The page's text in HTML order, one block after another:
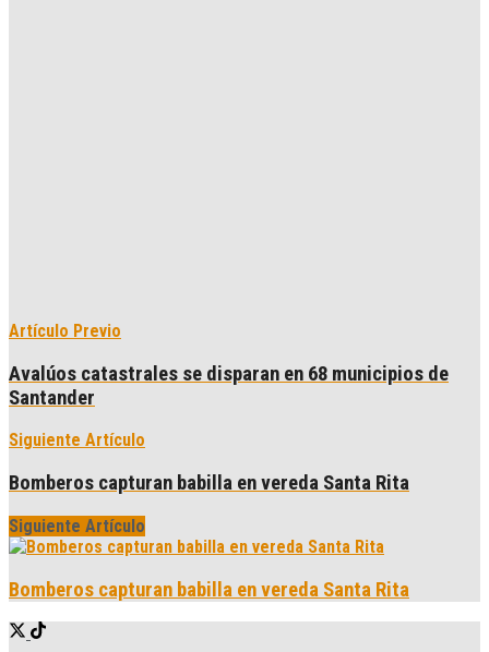
Artículo Previo
Avalúos catastrales se disparan en 68 municipios de
Santander
Siguiente Artículo
Bomberos capturan babilla en vereda Santa Rita
Siguiente Artículo
Bomberos capturan babilla en vereda Santa Rita